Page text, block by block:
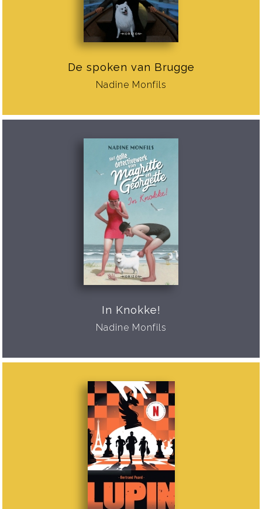
De spoken van Brugge
Nadine Monfils
In Knokke!
Nadine Monfils